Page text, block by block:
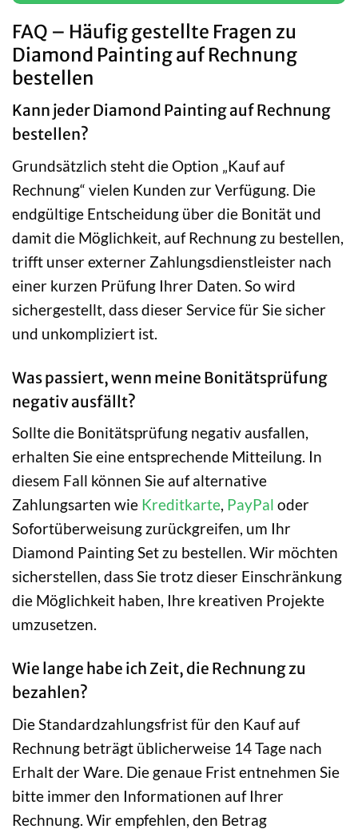
FAQ – Häufig gestellte Fragen zu
Diamond Painting auf Rechnung
bestellen
Kann jeder Diamond Painting auf Rechnung
bestellen?
Grundsätzlich steht die Option „Kauf auf
Rechnung“ vielen Kunden zur Verfügung. Die
endgültige Entscheidung über die Bonität und
damit die Möglichkeit, auf Rechnung zu bestellen,
trifft unser externer Zahlungsdienstleister nach
einer kurzen Prüfung Ihrer Daten. So wird
sichergestellt, dass dieser Service für Sie sicher
und unkompliziert ist.
Was passiert, wenn meine Bonitätsprüfung
negativ ausfällt?
Sollte die Bonitätsprüfung negativ ausfallen,
erhalten Sie eine entsprechende Mitteilung. In
diesem Fall können Sie auf alternative
Zahlungsarten wie Kreditkarte, PayPal oder
Sofortüberweisung zurückgreifen, um Ihr
Diamond Painting Set zu bestellen. Wir möchten
sicherstellen, dass Sie trotz dieser Einschränkung
die Möglichkeit haben, Ihre kreativen Projekte
umzusetzen.
Wie lange habe ich Zeit, die Rechnung zu
bezahlen?
Die Standardzahlungsfrist für den Kauf auf
Rechnung beträgt üblicherweise 14 Tage nach
Erhalt der Ware. Die genaue Frist entnehmen Sie
bitte immer den Informationen auf Ihrer
Rechnung. Wir empfehlen, den Betrag